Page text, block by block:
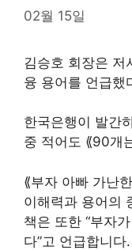
02월 15일
김승호 회장은 저
융 용어를 언급했
한국은행이 발간
중 적어도 ⟪90개
⟪부자 아빠 가난
이해력과 용어의
책은 또한 “부자
다”고 언급합니다.